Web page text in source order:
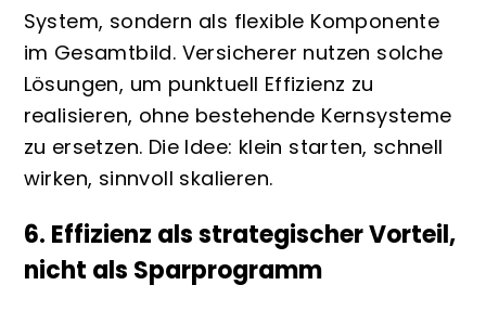
System, sondern als flexible Komponente
im Gesamtbild. Versicherer nutzen solche
Lösungen, um punktuell Effizienz zu
realisieren, ohne bestehende Kernsysteme
zu ersetzen. Die Idee: klein starten, schnell
wirken, sinnvoll skalieren.
6. Effizienz als strategischer Vorteil,
nicht als Sparprogramm